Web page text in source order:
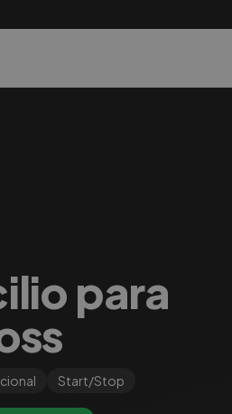
para
Start/Stop